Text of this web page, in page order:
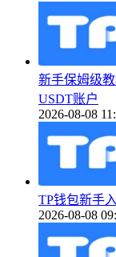
新手保姆级
USDT账户
2026-08-08
TP钱包新手
2026-08-08